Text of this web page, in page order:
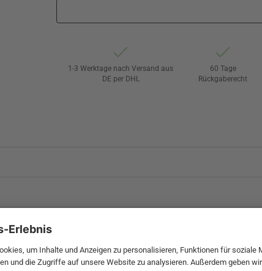
1-3 Werktage nach Versand aus
DE per DHL
60 Tage
Rückgaberecht